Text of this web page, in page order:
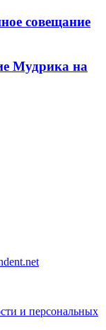
совещание
Мудрика на
и персональных